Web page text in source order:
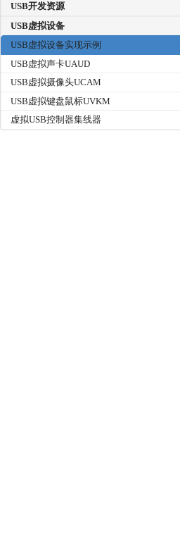
USB开发资源
USB虚拟设备
USB虚拟设备实现示例
USB虚拟声卡UAUD
USB虚拟摄像头UCAM
USB虚拟键盘鼠标UVKM
虚拟USB控制器集线器